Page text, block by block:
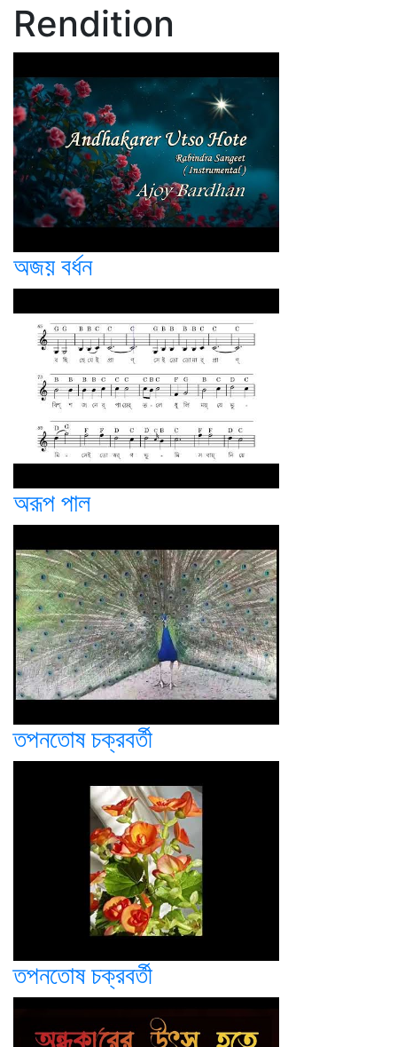
Rendition
অজয় বর্ধন
অরূপ পাল
তপনতোষ চক্রবর্তী
তপনতোষ চক্রবর্তী